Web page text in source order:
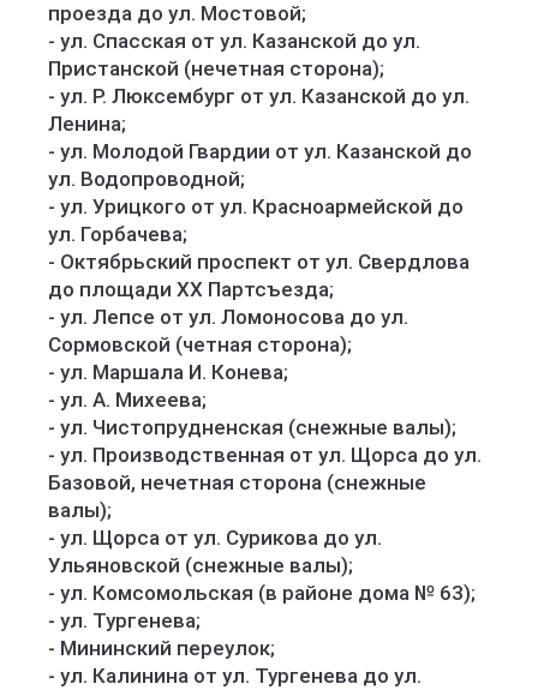
проезда до ул. Мостовой;
- ул. Спасская от ул. Казанской до ул.
Пристанской (нечетная сторона);
- ул. Р. Люксембург от ул. Казанской до ул.
Ленина;
- ул. Молодой Гвардии от ул. Казанской до
ул. Водопроводной;
- ул. Урицкого от ул. Красноармейской до
ул. Горбачева;
- Октябрьский проспект от ул. Свердлова
до площади ХХ Партсъезда;
- ул. Лепсе от ул. Ломоносова до ул.
Сормовской (четная сторона);
- ул. Маршала И. Конева;
- ул. А. Михеева;
- ул. Чистопрудненская (снежные валы);
- ул. Производственная от ул. Щорса до ул.
Базовой, нечетная сторона (снежные
валы);
- ул. Щорса от ул. Сурикова до ул.
Ульяновской (снежные валы);
- ул. Комсомольская (в районе дома № 63);
- ул. Тургенева;
- Мининский переулок;
- ул. Калинина от ул. Тургенева до ул.